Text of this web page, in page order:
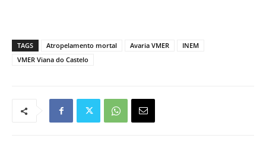
TAGS Atropelamento mortal Avaria VMER
INEM
VMER Viana do Castelo